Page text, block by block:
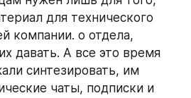
для технического
компании. о отдела,
давать. А все это время
синтезировать, им
чаты, подписки и